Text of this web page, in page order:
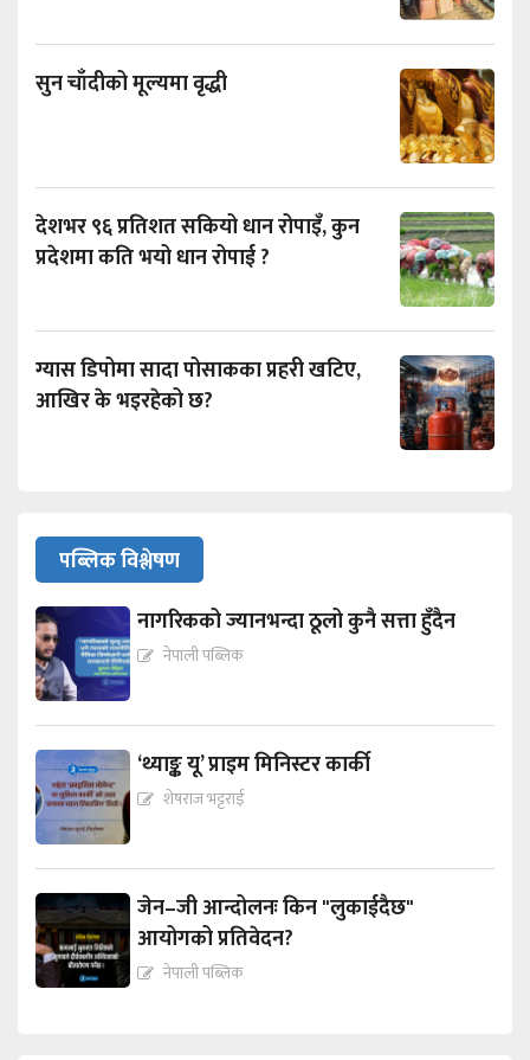
सुन चाँदीको मूल्यमा वृद्धी
देशभर ९६ प्रतिशत सकियो धान रोपाइँ, कुन
प्रदेशमा कति भयो धान रोपाई ?
ग्यास डिपोमा सादा पोसाकका प्रहरी खटिए,
आखिर के भइरहेको छ?
पब्लिक विश्लेषण
नागरिकको ज्यानभन्दा ठूलो कुनै सत्ता हुँदैन
नेपाली पब्लिक
‘थ्याङ्क यू’ प्राइम मिनिस्टर कार्की
शेषराज भट्टराई
जेन–जी आन्दोलनः किन "लुकाईदैछ"
आयोगको प्रतिवेदन?
नेपाली पब्लिक